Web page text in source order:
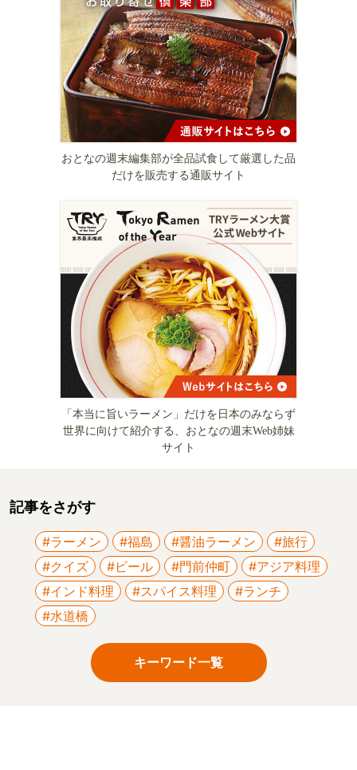
おとなの週末編集部が全品試食して厳選した品
だけを販売する通販サイト
「本当に旨いラーメン」だけを日本のみならず
世界に向けて紹介する、おとなの週末Web姉妹
サイト
記事をさがす
#ラーメン #福島 #醤油ラーメン
#旅行
#クイズ
#ビール #門前仲町
#アジア料理
#インド料理
#スパイス料理
#ランチ
#水道橋
キーワード一覧